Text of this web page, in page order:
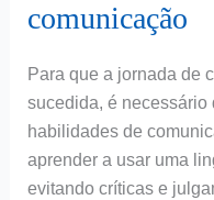
comunicação
Para que a jornada de
sucedida, é necessário
habilidades de
aprender a usar uma
evitando críticas e